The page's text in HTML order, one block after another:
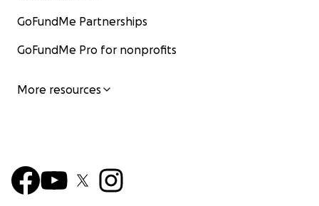
GoFundMe Partnerships
GoFundMe Pro for nonprofits
More resources